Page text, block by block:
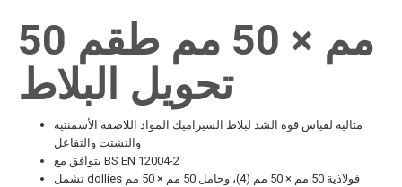
50 مم × 50 مم طقم
تحويل البلاط
مثالية لقياس قوة الشد لبلاط السيراميك المواد اللاصقة الأسمنتية
والتشتت والتفاعل
يتوافق مع BS EN 12004-2
تشمل dollies فولاذية 50 مم × 50 مم (4)، وحامل 50 مم × 50 مم